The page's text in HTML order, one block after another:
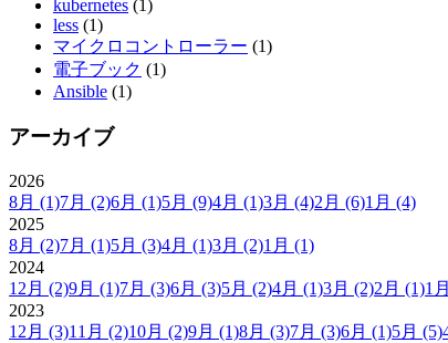
kubernetes (1)
less (1)
マイクロコントローラー (1)
電子ブック (1)
Ansible (1)
アーカイブ
2026
8月 (1)7月 (2)6月 (1)5月 (9)4月 (1)3月 (4)2月 (6)1月 (4)
2025
8月 (2)7月 (1)5月 (3)4月 (1)3月 (2)1月 (1)
2024
12月 (2)9月 (1)7月 (3)6月 (3)5月 (2)4月 (1)3月 (2)2月 (1)1月
2023
12月 (3)11月 (2)10月 (2)9月 (1)8月 (3)7月 (3)6月 (1)5月 (5)